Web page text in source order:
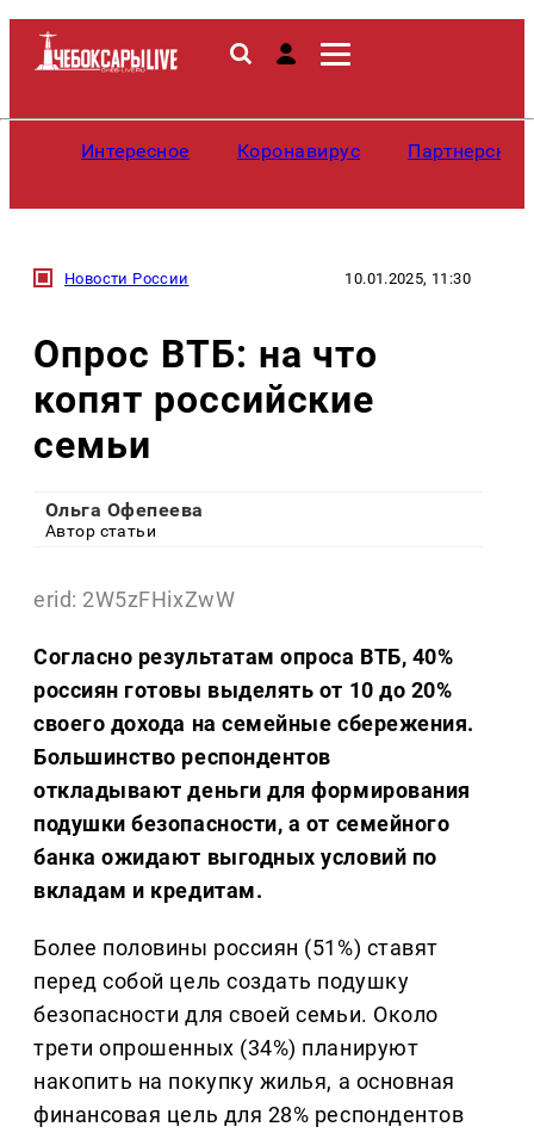
Интересное Коронавирус
Новости России 10.01.2025, 11:30
Опрос ВТБ: на что
копят российские
семьи
Ольга Офепеева
Автор статьи
erid: 2W5zFHixZwW
Согласно результатам опроса ВТБ, 40%
россиян готовы выделять от 10 до 20%
своего дохода на семейные сбережения.
Большинство респондентов
откладывают деньги для формирования
подушки безопасности, а от семейного
банка ожидают выгодных условий по
вкладам и кредитам.
Более половины россиян (51%) ставят
перед собой цель создать подушку
безопасности для своей семьи. Около
трети опрошенных (34%) планируют
накопить на покупку жилья, а основная
финансовая цель для 28% респондентов